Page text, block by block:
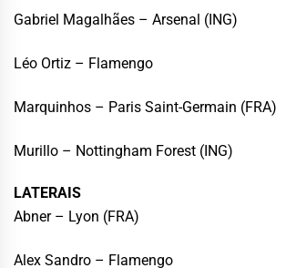
Gabriel Magalhães – Arsenal (ING)
Léo Ortiz – Flamengo
Marquinhos – Paris Saint-Germain (FRA)
Murillo – Nottingham Forest (ING)
LATERAIS
Abner – Lyon (FRA)
Alex Sandro – Flamengo